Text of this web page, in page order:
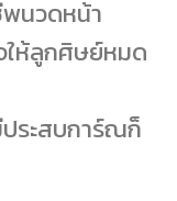
นวดหน้า
ให้ลูกศิษย์หมด
ประสบการ์ณก็